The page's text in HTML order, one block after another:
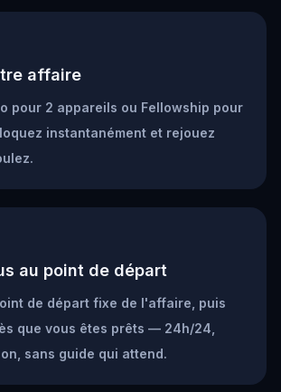
affaire
pour 2 appareils ou Fellowship pour
instantanément et rejouez
au point de départ
de départ fixe de l'affaire, puis
que vous êtes prêts — 24h/24,
sans guide qui attend.